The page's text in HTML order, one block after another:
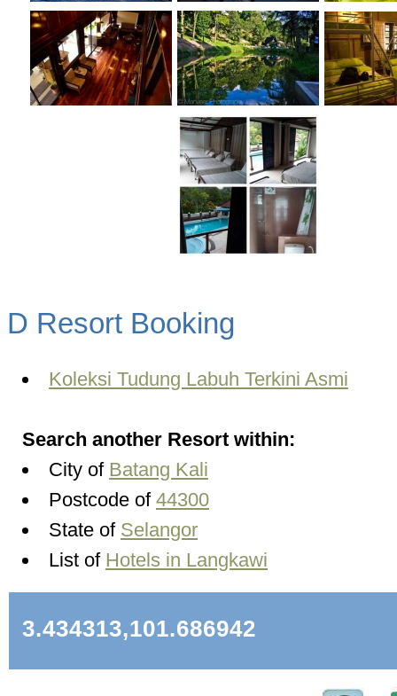
D Resort Booking
Koleksi Tudung Labuh Terkini Asmi
Search another Resort within:
City of Batang Kali
Postcode of 44300
State of Selangor
List of Hotels in Langkawi
3.434313,101.686942